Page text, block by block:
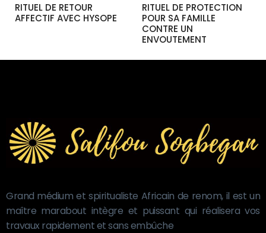
RITUEL DE RETOUR
AFFECTIF AVEC HYSOPE
RITUEL DE PROTECTION
POUR SA FAMILLE
CONTRE UN
ENVOUTEMENT
Grand médium et spiritualiste Africain de renom, il est un
maître marabout intègre et puissant qui réalisera vos
travaux rapidement et sans embûche